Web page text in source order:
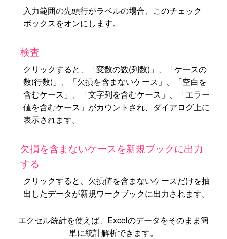
入力範囲の先頭行がラベルの場合、このチェック
ボックスをオンにします。
検査
クリックすると、「変数の数(列数)」、「ケースの
数(行数)」、「欠損を含まないケース」、「空白を
含むケース」、「文字列を含むケース」、「エラー
値を含むケース」がカウントされ、ダイアログ上に
表示されます。
欠損を含まないケースを新規ブックに出力
する
クリックすると、欠損値を含まないケースだけを抽
出したデータが新規ワークブックに出力されます。
エクセル統計を使えば、Excelのデータをそのまま簡
単に統計解析できます。